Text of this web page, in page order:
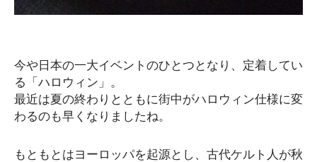
今や日本の一大イベントのひとつとなり、定着してい
る「ハロウィン」。
最近は夏の終わりとともに街中がハロウィン仕様に変
わるのも早くなりましたね。
もともとはヨーロッパを起源とし、古代ケルト人が秋